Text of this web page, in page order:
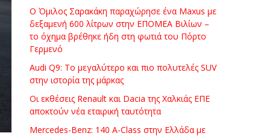
Ο Όμιλος Σαρακάκη παραχώρησε ένα Maxus με
δεξαμενή 600 λίτρων στην ΕΠΟΜΕΑ Βιλίων –
το όχημα βρέθηκε ήδη στη φωτιά του Πόρτο
Γερμενό
Audi Q9: Το μεγαλύτερο και πιο πολυτελές SUV
στην ιστορία της μάρκας
Οι εκθέσεις Renault και Dacia της Χαλκιάς ΕΠΕ
αποκτούν νέα εταιρική ταυτότητα
Mercedes-Benz: 140 A-Class στην Ελλάδα με